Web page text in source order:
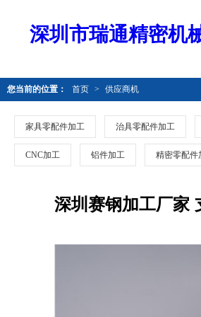
深圳市瑞通精密机
您当前的位置： 首页 > 供应商机
家具零配件加工 治具零配件加工
CNC加工 铝件加工 精密零配件
深圳赛钢加工厂家